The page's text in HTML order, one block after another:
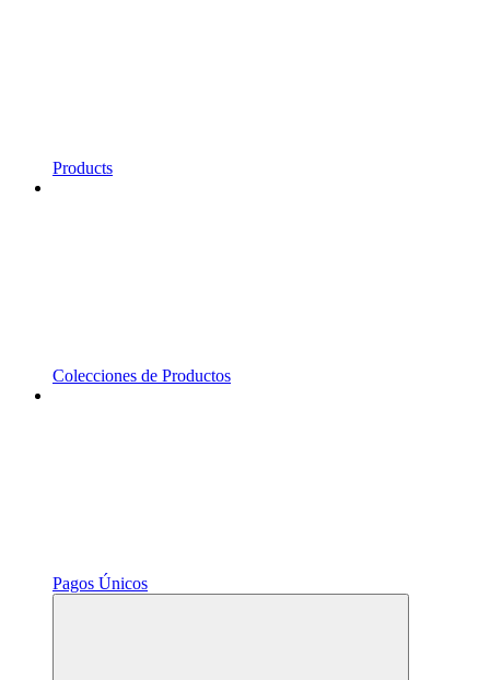
Products
Colecciones de Productos
Pagos Únicos